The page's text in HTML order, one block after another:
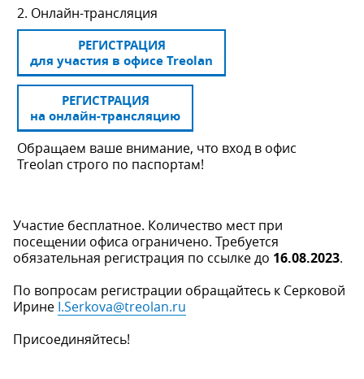
2. Онлайн-трансляция
РЕГИСТРАЦИЯ
для участия в офисе Treolan
РЕГИСТРАЦИЯ
на онлайн-трансляцию
Обращаем ваше внимание, что вход в офис
Treolan строго по паспортам!
Участие бесплатное. Количество мест при
посещении офиса ограничено. Требуется
обязательная регистрация по ссылке до 16.08.2023.
По вопросам регистрации обращайтесь к Серковой
Ирине I.Serkova@treolan.ru
Присоединяйтесь!